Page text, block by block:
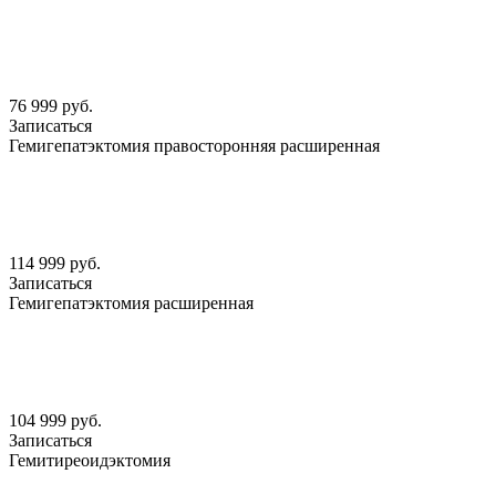
76 999 руб.
Записаться
Гемигепатэктомия правосторонняя расширенная
114 999 руб.
Записаться
Гемигепатэктомия расширенная
104 999 руб.
Записаться
Гемитиреоидэктомия